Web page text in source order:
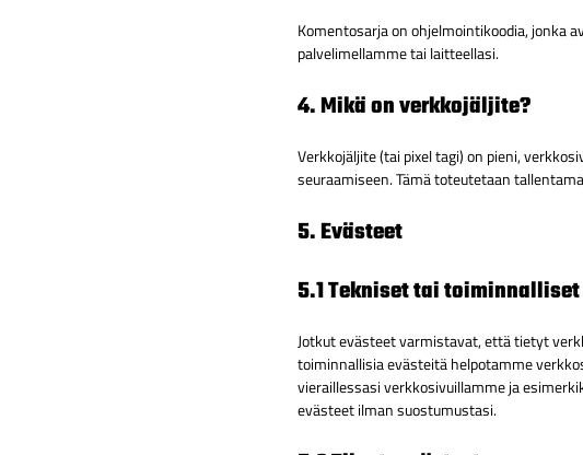
Komentosarja on ohjelmointikoodia, jonka
palvelimellamme tai laitteellasi.
4. Mikä on verkkojäljite?
Verkkojäljite (tai pixel tagi) on pieni,
seuraamiseen. Tämä toteutetaan
5. Evästeet
5.1 Tekniset tai
Jotkut evästeet varmistavat, että tietyt
toiminnallisia evästeitä helpotamme
vieraillessasi verkkosivuillamme ja
evästeet ilman suostumustasi.